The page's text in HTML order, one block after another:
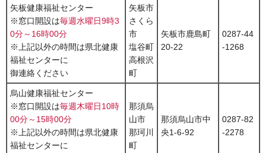
矢板健康福祉センター
※窓口開設は毎週水曜日9時3
0分～16時00分
※上記以外の時間は県北健康
福祉センターに
御連絡ください
矢板市
さくら
市
塩谷町
高根沢
町
矢板市鹿島町
20-22
0287-44
-1268
烏山健康福祉センター
※窓口開設は毎週木曜日10時
00分～15時00分
※上記以外の時間は県北健康
福祉センターに
那須烏
山市
那珂川
町
那須烏山市中
央1-6-92
0287-82
-2278